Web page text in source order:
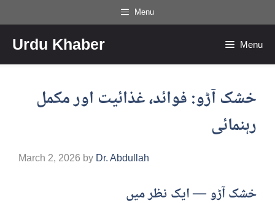
to
content
Menu
Urdu Khaber Menu
خشک آڑو: فوائد، غذائیت اور مکمل
رہنمائی
March 2, 2026 by Dr. Abdullah
خشک آڑو — ایک نظر میں